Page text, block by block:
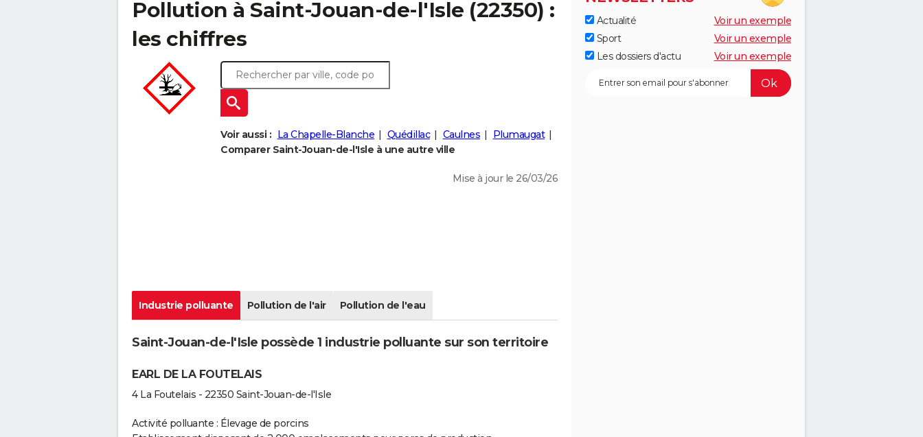
Pollution à Saint-Jouan-de-l'Isle (22350) :
les chiffres
Voir aussi : La Chapelle-Blanche Quédillac Caulnes
Plumaugat
Comparer Saint-Jouan-de-l'Isle à une autre ville
Mise à jour le 26/03/26
Industrie polluante Pollution de l'air Pollution de l'eau
Saint-Jouan-de-l'Isle possède 1 industrie polluante sur son territoire
EARL DE LA FOUTELAIS
4 La Foutelais - 22350 Saint-Jouan-de-l'Isle
Activité polluante : Élevage de porcins
Actualité
Voir un exemple
Sport
Voir un exemple
Les dossiers d'actu
Voir un exemple